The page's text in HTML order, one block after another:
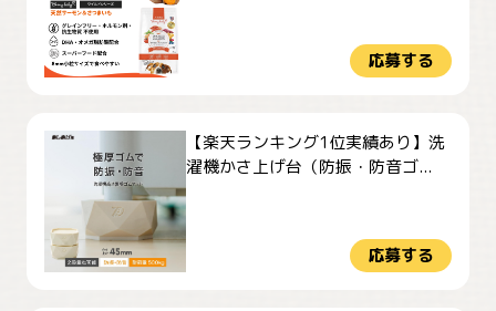
応募する
【楽天ランキング1位実績あり】洗
濯機かさ上げ台（防振・防音ゴ...
応募する